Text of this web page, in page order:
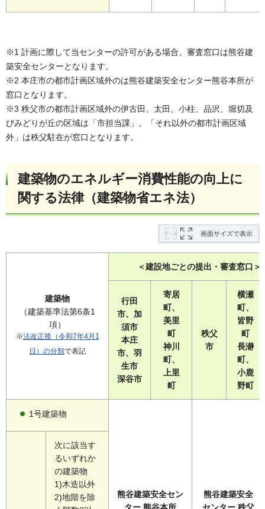
※1 計画に際して当センターの許可がある場合、審査窓口は熊谷建
築安全センターとなります。
※2 本庄市の都市計画区域外のは熊谷建築安全センター熊谷本所が
窓口となります。
※3 秩父市の都市計画区域外の伊古田、太田、小柱、品沢、堀切及
びみどりが丘の区域は「市担当課」、「それ以外の都市計画区域
外」は秩父駐在が窓口となります。
建築物のエネルギー消費性能の向上に
関する法律（建築物省エネ法）
画面サイズで表示
建築物
（建築基準法第6条1
項）
※法改正後（令和7年4月1
日）の分類で表記
＜建設地ごとの提出・審査窓口＞
行田
市、加
須市
本庄
市、羽
生市
深谷市
寄居
町、
美里
町
神川
町、
上里
町
秩父
市
横瀬
町、
皆野
町
長瀞
町、
小鹿
野町
1号建築物
熊谷建築安全セン
熊谷建築安全
次に該当す
るいずれか
の建築物
1)木造以外
2)地階を除